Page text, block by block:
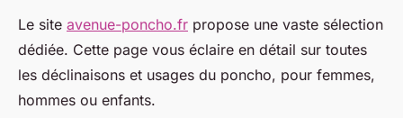
Le site avenue-poncho.fr propose une vaste sélection
dédiée. Cette page vous éclaire en détail sur toutes
les déclinaisons et usages du poncho, pour femmes,
hommes ou enfants.